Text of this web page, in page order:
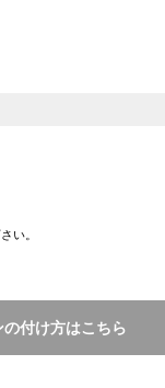
い。
の付け方はこちら